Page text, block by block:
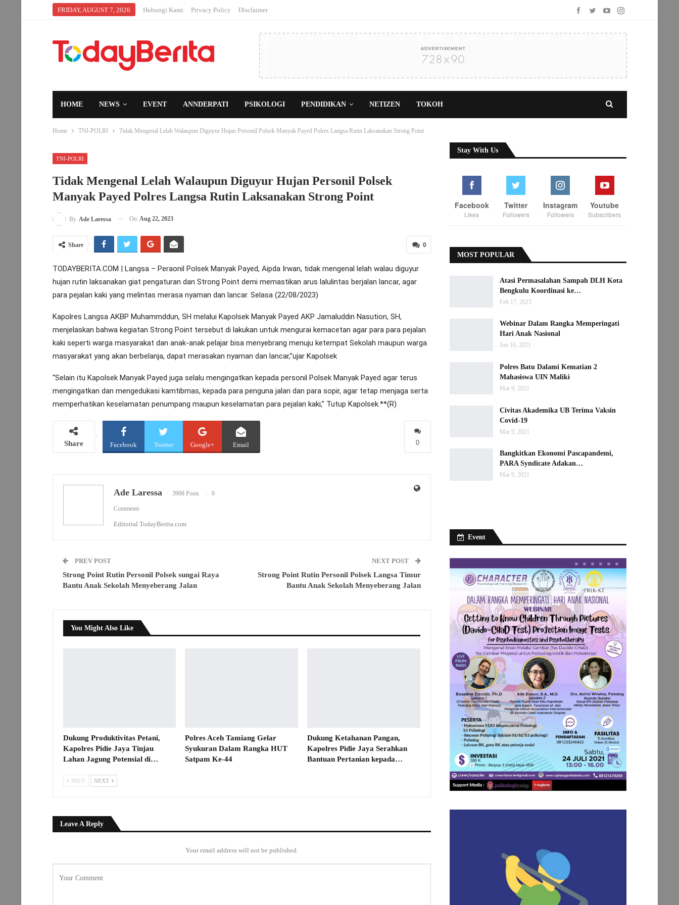
FRIDAY, AUGUST 7, 2026 Hubungi Kami Privacy Policy Disclaimer
HOME NEWS EVENT ANNDERPATI PSIKOLOGI PENDIDIKAN NETIZEN TOKOH
Home TNI-POLRI Tidak Mengenal Lelah Walaupun Diguyur Hujan Personil Polsek Manyak Payed Polres Langsa Rutin Laksanakan Strong Point
TNI-POLRI
Tidak Mengenal Lelah Walaupun Diguyur Hujan Personil Polsek
Manyak Payed Polres Langsa Rutin Laksanakan Strong Point
By Ade Laressa On Aug 22, 2023
0
Share
TODAYBERITA.COM | Langsa – Peraonil Polsek Manyak Payed, Aipda Irwan, tidak mengenal lelah walau diguyur
hujan rutin laksanakan giat pengaturan dan Strong Point demi memastikan arus lalulintas berjalan lancar, agar
para pejalan kaki yang melintas merasa nyaman dan lancar. Selasa (22/08/2023)
Kapolres Langsa AKBP Muhammddun, SH melalui Kapolsek Manyak Payed AKP Jamaluddin Nasution, SH,
menjelaskan bahwa kegiatan Strong Point tersebut di lakukan untuk mengurai kemacetan agar para para pejalan
kaki seperti warga masyarakat dan anak-anak pelajar bisa menyebrang menuju ketempat Sekolah maupun warga
masyarakat yang akan berbelanja, dapat merasakan nyaman dan lancar,”ujar Kapolsek
“Selain itu Kapolsek Manyak Payed juga selalu mengingatkan kepada personil Polsek Manyak Payed agar terus
mengingatkan dan mengedukasi kamtibmas, kepada para penguna jalan dan para sopir, agar tetap menjaga serta
memperhatikan keselamatan penumpang maupun keselamatan para pejalan kaki,” Tutup Kapolsek.**(R)
0
Share Facebook Twitter Google+ Email
Ade Laressa 3908 Posts 0
Comments
Editorial TodayBerita.com
PREV POST
Strong Point Rutin Personil Polsek sungai Raya
Bantu Anak Sekolah Menyeberang Jalan
NEXT POST
Strong Point Rutin Personil Polsek Langsa Timur
Bantu Anak Sekolah Menyeberang Jalan
You Might Also Like
Dukung Produktivitas Petani,
Kapolres Pidie Jaya Tinjau
Lahan Jagung Potensial di…
Polres Aceh Tamiang Gelar
Syukuran Dalam Rangka HUT
Satpam Ke-44
Dukung Ketahanan Pangan,
Kapolres Pidie Jaya Serahkan
Bantuan Pertanian kepada…
PREV NEXT
Leave A Reply
Your email address will not be published.
Stay With Us
Facebook
Likes
Twitter
Followers
Instagram
Followers
Youtube
Subscribers
MOST POPULAR
Atasi Permasalahan Sampah DLH Kota
Bengkulu Koordinasi ke…
Feb 17, 2023
Webinar Dalam Rangka Memperingati
Hari Anak Nasional
Jun 16, 2021
Polres Batu Dalami Kematian 2
Mahasiswa UIN Maliki
Mar 9, 2021
Civitas Akademika UB Terima Vaksin
Covid-19
Mar 9, 2021
Bangkitkan Ekonomi Pascapandemi,
PARA Syndicate Adakan…
Mar 9, 2021
Event